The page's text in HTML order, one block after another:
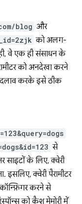
blog और
को अलग-
वे एक ही संसाधन के
को अनदेखा करने
करके इसे ठीक
से
साइटों के लिए, क्वेरी
इसलिए, क्वेरी पैरामीटर
करने से
को कैश मेमोरी में